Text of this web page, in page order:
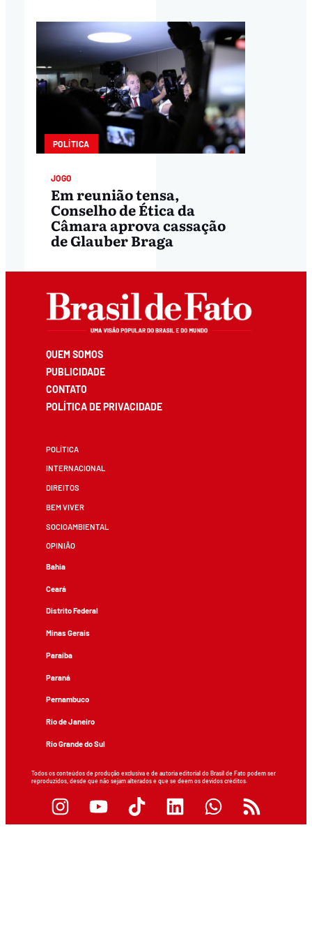
POLÍTICA
JOGO
Em reunião tensa,
Conselho de Ética da
Câmara aprova cassação
de Glauber Braga
QUEM SOMOS
PUBLICIDADE
CONTATO
POLÍTICA DE PRIVACIDADE
POLÍTICA
INTERNACIONAL
DIREITOS
BEM VIVER
SOCIOAMBIENTAL
OPINIÃO
Bahia
Ceará
Distrito Federal
Minas Gerais
Paraíba
Paraná
Pernambuco
Rio de Janeiro
Rio Grande do Sul
Todos os conteúdos de produção exclusiva e de autoria editorial do Brasil de Fato podem ser
reproduzidos, desde que não sejam alterados e que se deem os devidos créditos.